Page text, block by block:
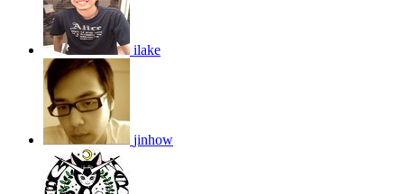
ilake
jinhow